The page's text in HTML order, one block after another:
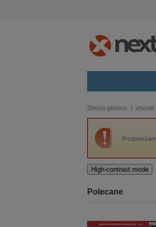
budownictwo,
biznesowe,
darmowe
edukacja
kobiece,
Strona główna ebooki
High-contrast mode
Polecane